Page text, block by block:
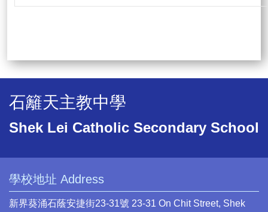
石籬天主教中學
Shek Lei Catholic Secondary School
學校地址 Address
新界葵涌石蔭安捷街23-31號 23-31 On Chit Street, Shek